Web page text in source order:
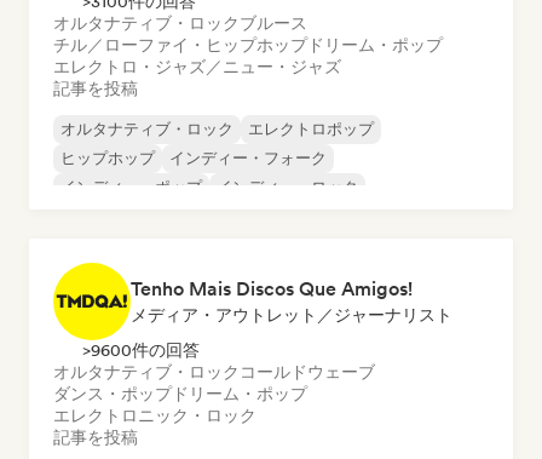
オルタナティブ・ロックブルース
チル／ローファイ・ヒップホップドリーム・ポップ
エレクトロ・ジャズ／ニュー・ジャズ
記事を投稿
オルタナティブ・ロック
エレクトロポップ
ヒップホップ
インディー・フォーク
インディー・ポップ
インディー・ロック
Tenho Mais Discos Que Amigos!
メディア・アウトレット／ジャーナリスト
>9600件の回答
オルタナティブ・ロック コールドウェーブ
ダンス・ポップドリーム・ポップ
エレクトロニック・ロック
記事を投稿